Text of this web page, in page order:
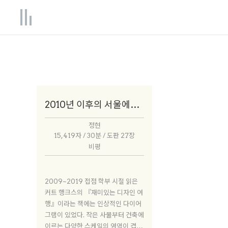
2010년 이후의 서울에서 만들어지는 건축 혹은 건축적인 것에 대하여
정현
15,419자 / 30분 / 도판 27장
비평
2009~2019 접점 학부 시절 읽은
커트 행크스의 『재미있는 디자인 여
행』이라는 책에는 인상적인 다이어
그램이 있었다. 작은 사물부터 건축에
이르는 다양한 스케일의 영역이 겹쳐